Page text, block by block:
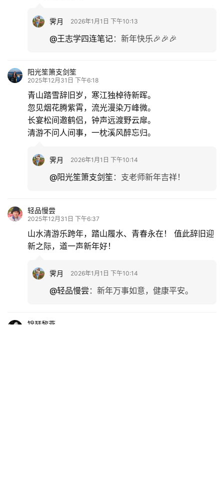
霁月 2026年1月1日 下午10:13
@王志学四连笔记： 新年快乐🎉🎉🎉
阳光笙箫支剑笙
2025年12月31日 下午6:18
‌青山踏雪辞旧岁，寒江独棹待新晖。‌
‌忽见烟花腾紫霄，流光漫染万峰微。‌
‌长宴松间邀鹤侣，钟声远渡野云扉。‌
‌清游不问人间事，一枕溪风醉忘归。
霁月 2026年1月1日 下午10:14
@阳光笙箫支剑笙 ： 支老师新年吉祥！
轻品慢尝
2025年12月31日 下午6:37
山水清游乐跨年，踏山履水、青春永在！ 值此辞旧迎
新之际，道一声新年好！
霁月 2026年1月1日 下午10:14
@轻品慢尝 ： 新年万事如意，健康平安。
锦瑟黎燕